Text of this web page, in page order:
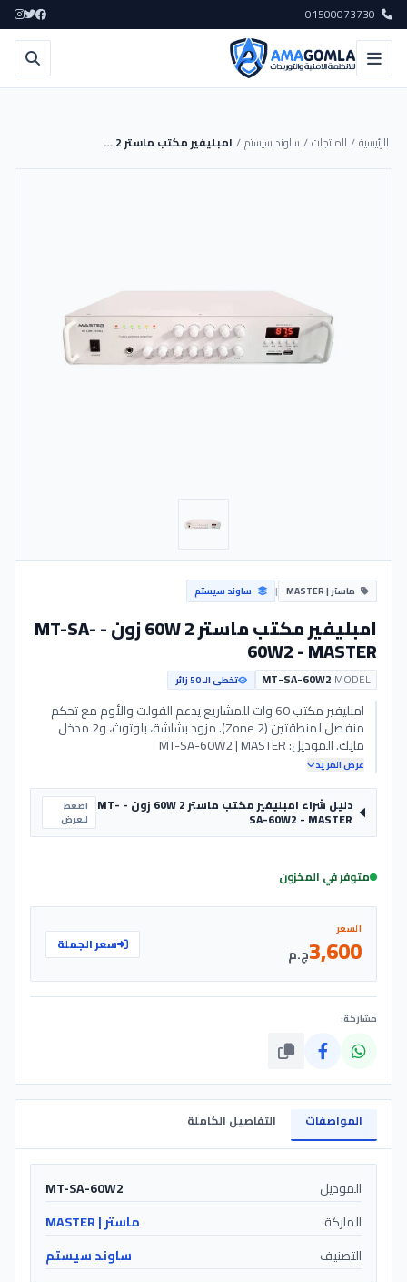
الرئيسية/ المنتجات/ ساوند سيستم/ امبليفير مكتب ماستر 60W 2 زون - MT-SA-60W2 - MASTER
ماستر | MASTER | ساوند سيستم
امبليفير مكتب ماستر 60W 2 زون - MT-SA-
60W2 - MASTER
MODEL:
MT-SA-60W2 تخطى الـ 50 زائر
امبليفير مكتب 60 وات للمشاريع يدعم الفولت والأوم مع تحكم
منفصل لمنطقتين (2 Zone). مزود بشاشة، بلوتوث، و2 مدخل
مايك. الموديل: MT-SA-60W2 | MASTER
عرض المزيد
دليل شراء امبليفير مكتب ماستر 60W 2 زون - MT-
SA-60W2 - MASTER
اضغط
للعرض
متوفر في المخزون
السعر
3,600ج.م سعر الجملة
مشاركة:
المواصفات التفاصيل الكاملة
الموديل
MT-SA-60W2
الماركة
ماستر | MASTER
التصنيف
ساوند سيستم